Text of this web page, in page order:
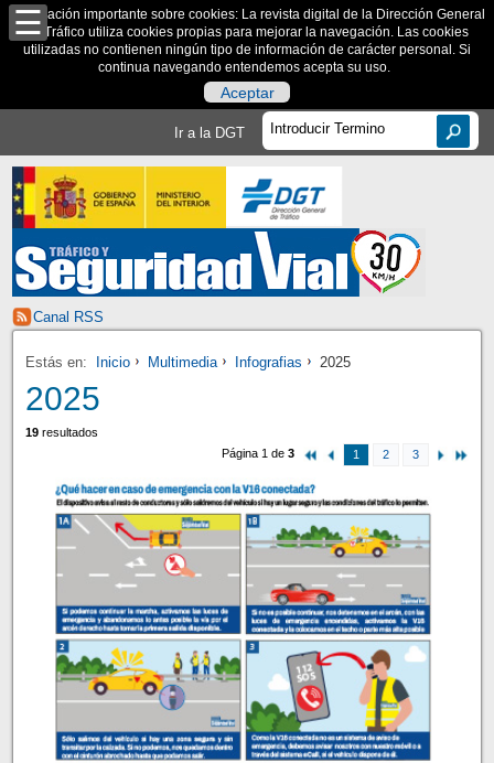
Información importante sobre cookies: La revista digital de la Dirección General
de Tráfico utiliza cookies propias para mejorar la navegación. Las cookies
utilizadas no contienen ningún tipo de información de carácter personal. Si
continua navegando entendemos acepta su uso.
Aceptar
Ir a la DGT
Canal RSS
Estás en: Inicio Multimedia Infografias 2025
2025
19resultados
Página 1 de3 1 2 3